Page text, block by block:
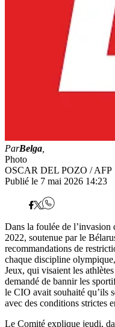
ParBelga
Photo
OSCAR DEL POZO / AFP
Publié le 7 mai 2026 14:23
Dans la foulée de
2022, soutenue par le
recommandations de
chaque discipline
Jeux, qui visaient les
demandé de bannir les
le CIO avait souhaité qu’ils
avec des conditions strictes
Le Comité explique jeudi,